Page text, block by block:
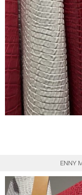
ENNY